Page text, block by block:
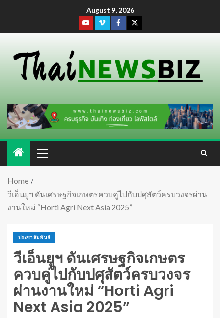
August 9, 2026
Home
วีเอ็นยูฯ ดันเศรษฐกิจเกษตรควบคู่ไปกับปศุสัตว์ครบวงจรผ่าน
งานใหม่ “Horti Agri Next Asia 2025”
ประชาสัมพันธ์
วีเอ็นยูฯ ดันเศรษฐกิจเกษตร
ควบคู่ไปกับปศุสัตว์ครบวงจร
ผ่านงานใหม่ “Horti Agri
Next Asia 2025”